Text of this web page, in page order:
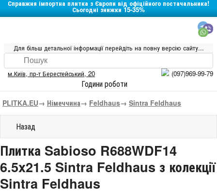
Справжня імпортна плитка з Європи від офіційного постачальника!
Сьогодні знижки 15-35%
Для більш детальної інформації перейдіть на повну версію сайту...
м.Київ, пр-т Берестейський, 20 (097)969-99-79
Години роботи
PLITKA.EU→ Німеччина→ Feldhaus→ Sintra Feldhaus
Назад
Плитка Sabioso R688WDF14
6.5x21.5 Sintra Feldhaus з колекції
Sintra Feldhaus